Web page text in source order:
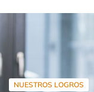
NUESTROS LOGROS